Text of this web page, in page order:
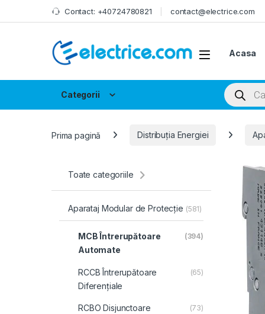
Skip to navigation
Skip to content Contact: +40724780821 contact@electrice.com
Acasa
Categorii
Products
Prima pagină Distribuția Energiei
Toate categoriile
Aparataj Modular de Protecție (581)
MCB Întrerupătoare
Automate
(394)
RCCB Întrerupătoare
Diferențiale
(65)
RCBO Disjunctoare
(73)